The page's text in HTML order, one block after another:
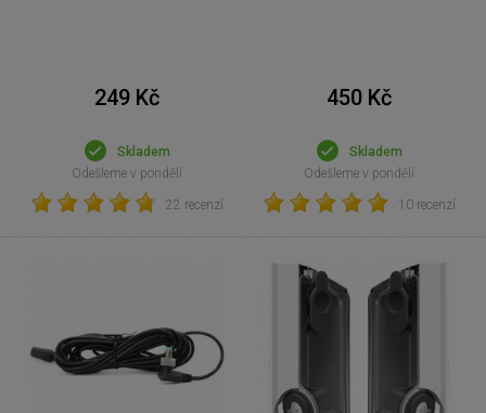
249 Kč
Skladem
Odešleme v pondělí
22 recenzí
450 Kč
Skladem
Odešleme v pondělí
10 recenzí